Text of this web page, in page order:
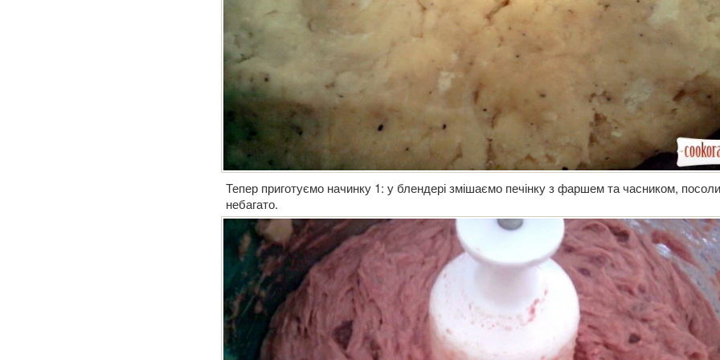
Тепер приготуємо начинку 1: у блендері змішаємо печінку з фаршем та часником,
небагато.